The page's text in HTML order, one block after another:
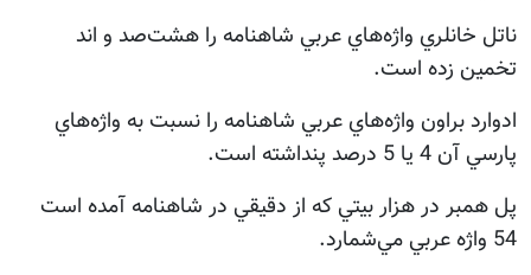
ناتل خانلري واژه‌هاي عربي شاهنامه را هشت‌صد‌ و اند
تخمين زده است.
ادوارد براون واژه‌هاي عربي شاهنامه را نسبت به واژه‌هاي
پارسي آن 4 يا 5 درصد پنداشته است.
پل همبر در هزار بيتي كه از دقيقي در شاهنامه آمده است
54 واژه عربي مي‌شمارد.